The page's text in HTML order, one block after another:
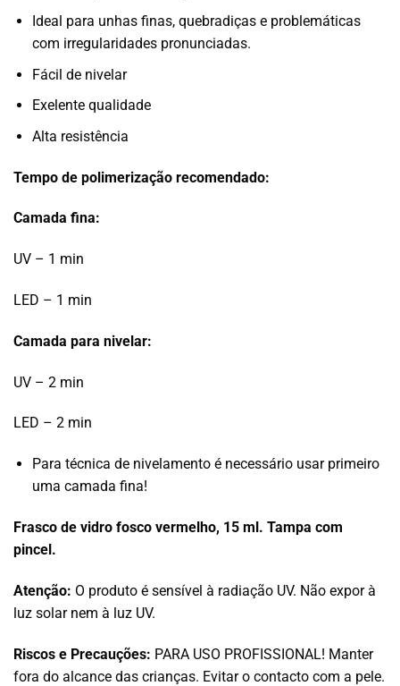
Ideal para unhas finas, quebradiças e problemáticas
com irregularidades pronunciadas.
Fácil de nivelar
Exelente qualidade
Alta resistência
Tempo de polimerização recomendado:
Camada fina:
UV – 1 min
LED – 1 min
Camada para nivelar:
UV – 2 min
LED – 2 min
Para técnica de nivelamento é necessário usar primeiro
uma camada fina!
Frasco de vidro fosco vermelho, 15 ml. Tampa com
pincel.
Atenção: O produto é sensível à radiação UV. Não expor à
luz solar nem à luz UV.
Riscos e Precauções: PARA USO PROFISSIONAL! Manter
fora do alcance das crianças. Evitar o contacto com a pele.